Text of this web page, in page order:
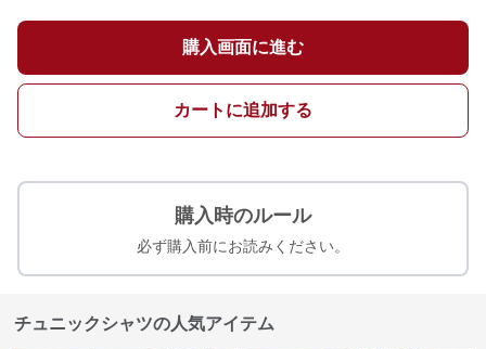
購入画面に進む
カートに追加する
購入時のルール
必ず購入前にお読みください。
チュニックシャツの人気アイテム